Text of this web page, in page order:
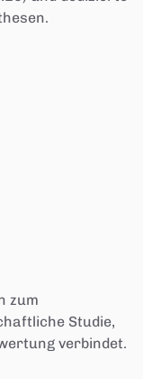
zum
Studie,
verbindet.